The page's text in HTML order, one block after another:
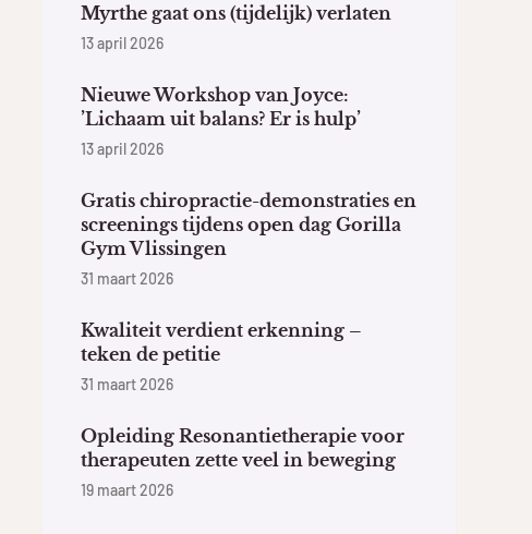
Myrthe gaat ons (tijdelijk) verlaten
13 april 2026
Nieuwe Workshop van Joyce:
’Lichaam uit balans? Er is hulp’
13 april 2026
Gratis chiropractie-demonstraties en
screenings tijdens open dag Gorilla
Gym Vlissingen
31 maart 2026
Kwaliteit verdient erkenning –
teken de petitie
31 maart 2026
Opleiding Resonantietherapie voor
therapeuten zette veel in beweging
19 maart 2026